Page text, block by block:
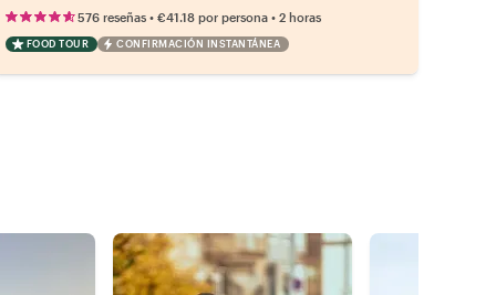
576 reseñas• €41.18 por persona• 2 horas
FOOD TOUR CONFIRMACIÓN INSTANTÁNEA